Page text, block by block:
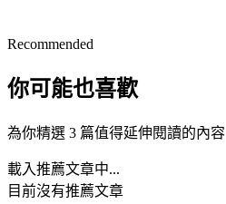
Recommended
你可能也喜歡
為你精選 3 篇值得延伸閱讀的內容
載入推薦文章中...
目前沒有推薦文章